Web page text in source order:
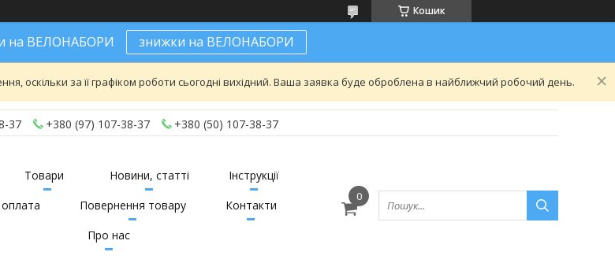
Кошик
на ВЕЛОНАБОРИ знижки на ВЕЛОНАБОРИ
оскільки за її графіком роботи сьогодні вихідний. Ваша заявка буде оброблена в найближчий робочий день.
37 +380 (97) 107-38-37 +380 (50) 107-38-37
Товари Новини, статті
Інструкції
Повернення товару
Контакти
Про нас